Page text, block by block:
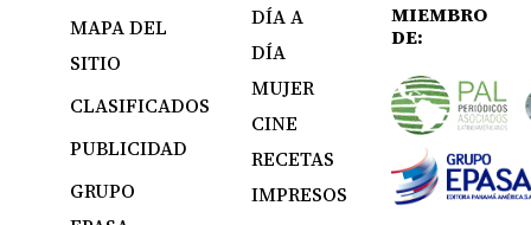
MAPA DEL
SITIO
CLASIFICADOS
PUBLICIDAD
GRUPO
DÍA A
DÍA
MUJER
CINE
RECETAS
IMPRESOS
MIEMBRO
DE: